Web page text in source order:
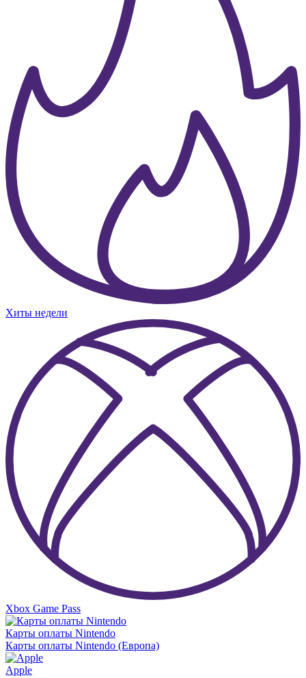
Хиты недели
Xbox Game Pass
Карты оплаты Nintendo
Карты оплаты Nintendo (Европа)
Apple